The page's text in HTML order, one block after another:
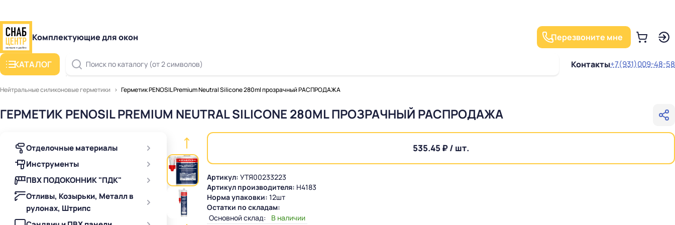
Комплектующие для окон Перезвоните мне
КАТАЛОГ Поиск по каталогу (от 2 символов) Контакты+7(931)009-48-58
Нейтральные силиконовые герметики Герметик PENOSIL Premium Neutral Silicone 280ml прозрачный РАСПРОДАЖА
ГЕРМЕТИК PENOSIL PREMIUM NEUTRAL SILICONE 280ML ПРОЗРАЧНЫЙ РАСПРОДАЖА
Отделочные материалы
Инструменты
ПВХ ПОДОКОННИК "ПДК"
Отливы, Козырьки, Металл в
рулонах, Штрипс
535.45 ₽ / шт.
Артикул: УТЯ00233223
Артикул производителя: H4183
Норма упаковки: 12шт
Остатки по складам:
Основной склад:
В наличии